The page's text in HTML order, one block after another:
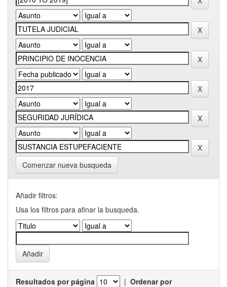
Comenzar nueva busqueda
Añadir filtros:
Usa los filtros para afinar la busqueda.
Resultados por página | Ordenar por